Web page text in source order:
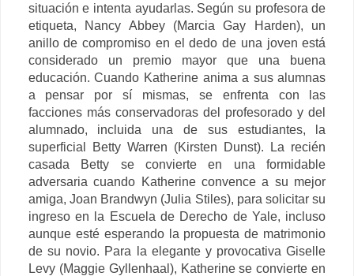
situación e intenta ayudarlas. Según su profesora de
etiqueta, Nancy Abbey (Marcia Gay Harden), un
anillo de compromiso en el dedo de una joven está
considerado un premio mayor que una buena
educación. Cuando Katherine anima a sus alumnas
a pensar por sí mismas, se enfrenta con las
facciones más conservadoras del profesorado y del
alumnado, incluida una de sus estudiantes, la
superficial Betty Warren (Kirsten Dunst). La recién
casada Betty se convierte en una formidable
adversaria cuando Katherine convence a su mejor
amiga, Joan Brandwyn (Julia Stiles), para solicitar su
ingreso en la Escuela de Derecho de Yale, incluso
aunque esté esperando la propuesta de matrimonio
de su novio. Para la elegante y provocativa Giselle
Levy (Maggie Gyllenhaal), Katherine se convierte en